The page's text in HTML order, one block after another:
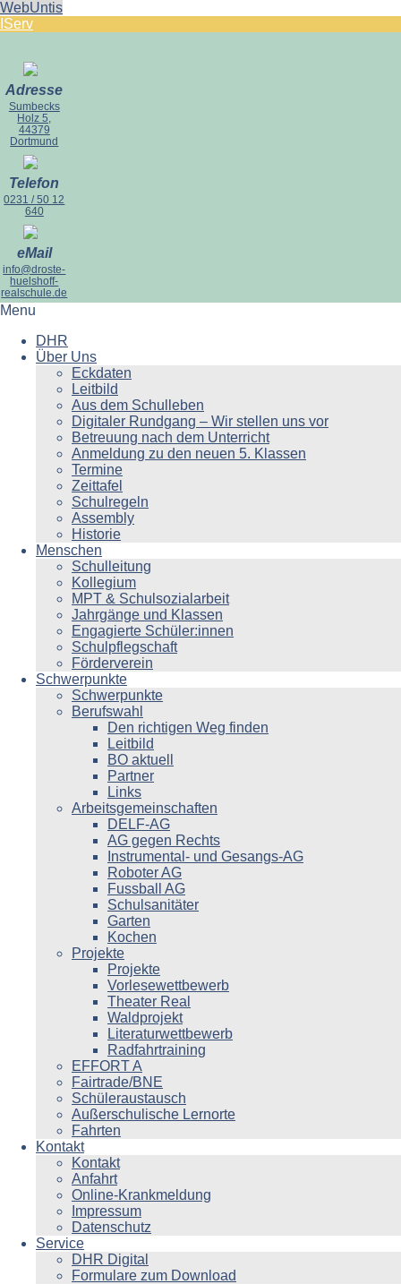
WebUntis
IServ
Adresse
Sumbecks
Holz 5,
44379
Dortmund
Telefon
0231 / 50 12
640
eMail
info@droste-
huelshoff-
realschule.de
Menu
DHR
Über Uns
Eckdaten
Leitbild
Aus dem Schulleben
Digitaler Rundgang – Wir stellen uns vor
Betreuung nach dem Unterricht
Anmeldung zu den neuen 5. Klassen
Termine
Zeittafel
Schulregeln
Assembly
Historie
Menschen
Schulleitung
Kollegium
MPT & Schulsozialarbeit
Jahrgänge und Klassen
Engagierte Schüler:innen
Schulpflegschaft
Förderverein
Schwerpunkte
Schwerpunkte
Berufswahl
Den richtigen Weg finden
Leitbild
BO aktuell
Partner
Links
Arbeitsgemeinschaften
DELF-AG
AG gegen Rechts
Instrumental- und Gesangs-AG
Roboter AG
Fussball AG
Schulsanitäter
Garten
Kochen
Projekte
Projekte
Vorlesewettbewerb
Theater Real
Waldprojekt
Literaturwettbewerb
Radfahrtraining
EFFORT A
Fairtrade/BNE
Schüleraustausch
Außerschulische Lernorte
Fahrten
Kontakt
Kontakt
Anfahrt
Online-Krankmeldung
Impressum
Datenschutz
Service
DHR Digital
Formulare zum Download